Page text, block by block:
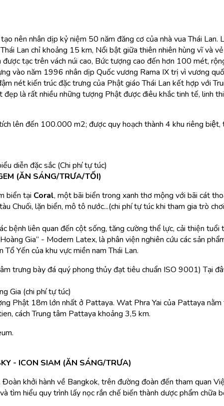
nên nhân dịp kỷ niệm 50 năm đăng cơ của nhà vua Thái Lan.
Lan chỉ khoảng 15 km, Nổi bật giữa thiên nhiên hùng vĩ và
tạc trên vách núi cao, Bức tượng cao đến hơn 100 mét,
vào năm 1996 nhân dịp Quốc vương Rama IX trị vì vương
nét kiến trúc đặc trưng của Phật giáo Thái Lan kết hợp với
là rất nhiều những tượng Phật được điêu khắc tinh tế, linh
lên đến 100.000 m2; được quy hoạch thành 4 khu riêng
diễn đặc sắc (Chi phí tự túc)
(ĂN SÁNG/TRƯA/TỐI)
biển tại Coral, một bãi biển trong xanh thơ mộng với bãi cát
Chuối, lặn biển, mô tô nước...(chi phí tự túc khi tham gia trò
bệnh liên quan đến cột sống, tăng cường thể lực, cải thiện tuổi
Gia” - Modern Latex, là phân viện nghiên cứu các sản
Yến của khu vực miền nam Thái Lan.
trưng bày đá quý phong thủy đạt tiêu chuẩn ISO 9001) Tại
Gia (chi phí tự túc)
Phật 18m lớn nhất ở Pattaya. Wat Phra Yai của Pattaya
cách Trung tâm Pattaya khoảng 3,5 km.
- ICON SIAM (ĂN SÁNG/TRƯA)
khởi hành về Bangkok, trên đường đoàn đến tham quan
tìm hiểu quy trình lấy nọc rắn chế biến thành dược phẩm chữa